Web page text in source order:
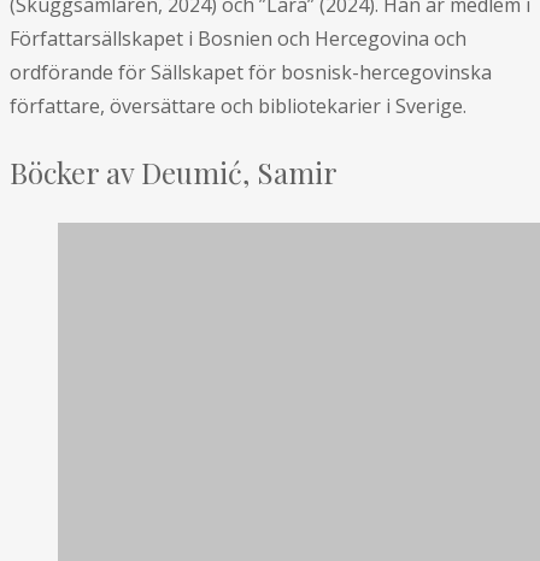
Författarsällskapet i Bosnien och Hercegovina och
ordförande för Sällskapet för bosnisk-hercegovinska
författare, översättare och bibliotekarier i Sverige.
Böcker av Deumić, Samir